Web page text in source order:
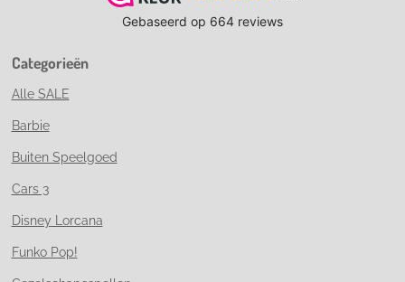
Categorieën
Alle SALE
Barbie
Buiten Speelgoed
Cars 3
Disney Lorcana
Funko Pop!